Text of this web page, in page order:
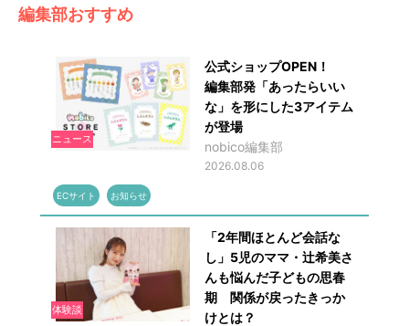
編集部おすすめ
ニュース
公式ショップOPEN！
編集部発「あったらいい
な」を形にした3アイテム
が登場
nobico編集部
2026.08.06
ECサイト お知らせ
体験談
「2年間ほとんど会話な
し」5児のママ・辻希美さ
んも悩んだ子どもの思春
期 関係が戻ったきっか
けとは？